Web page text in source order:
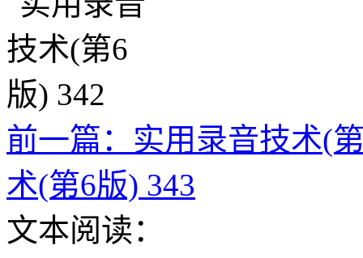
前一篇：实用录音技术(
术(第6版) 343
文本阅读：